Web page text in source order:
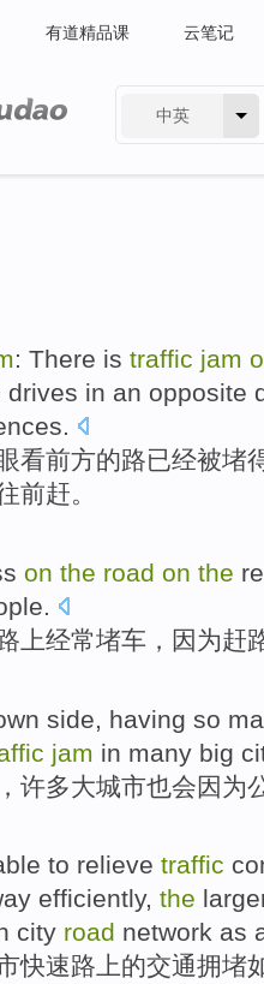
有道精品课 云笔记
中英
: There is traffic jam
drives in an opposite
.
看前方的路已经被堵
前赶。
on the road on the
.
上经常堵车 ， 因为赶
side, having so
jam in many big
许多大城市也会因为
to relieve traffic
efficiently, the
city road network as
快速路上的交通拥堵